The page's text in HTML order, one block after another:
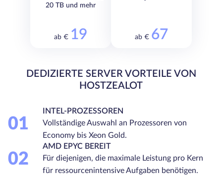
20 TB und mehr
ab € 19 ab € 67
DEDIZIERTE SERVER VORTEILE VON
HOSTZEALOT
01
INTEL-PROZESSOREN
Vollständige Auswahl an Prozessoren von
Economy bis Xeon Gold.
02
AMD EPYC BEREIT
Für diejenigen, die maximale Leistung pro Kern
für ressourcenintensive Aufgaben benötigen.